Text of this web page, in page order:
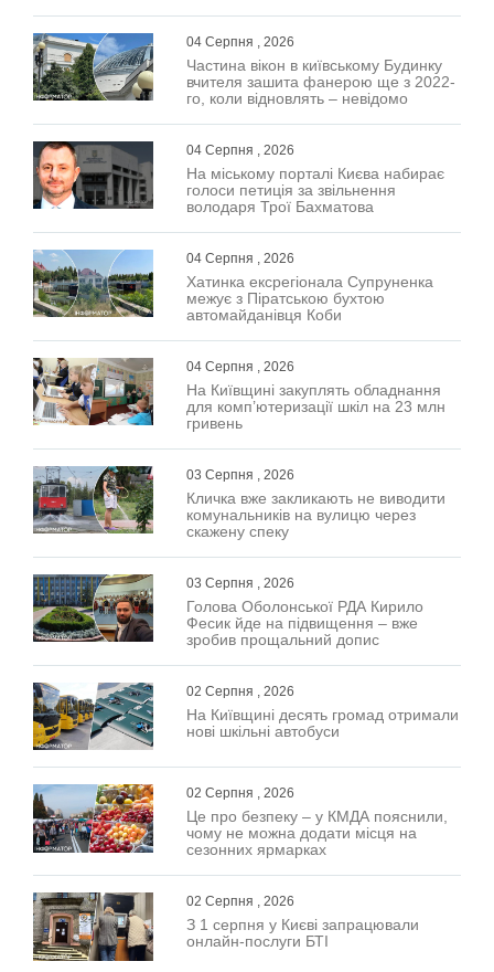
04 Серпня , 2026
Частина вікон в київському Будинку
вчителя зашита фанерою ще з 2022-
го, коли відновлять – невідомо
04 Серпня , 2026
На міському порталі Києва набирає
голоси петиція за звільнення
володаря Трої Бахматова
04 Серпня , 2026
Хатинка ексрегіонала Супруненка
межує з Піратською бухтою
автомайданівця Коби
04 Серпня , 2026
На Київщині закуплять обладнання
для комп’ютеризації шкіл на 23 млн
гривень
03 Серпня , 2026
Кличка вже закликають не виводити
комунальників на вулицю через
скажену спеку
03 Серпня , 2026
Голова Оболонської РДА Кирило
Фесик йде на підвищення – вже
зробив прощальний допис
02 Серпня , 2026
На Київщині десять громад отримали
нові шкільні автобуси
02 Серпня , 2026
Це про безпеку – у КМДА пояснили,
чому не можна додати місця на
сезонних ярмарках
02 Серпня , 2026
З 1 серпня у Києві запрацювали
онлайн-послуги БТІ